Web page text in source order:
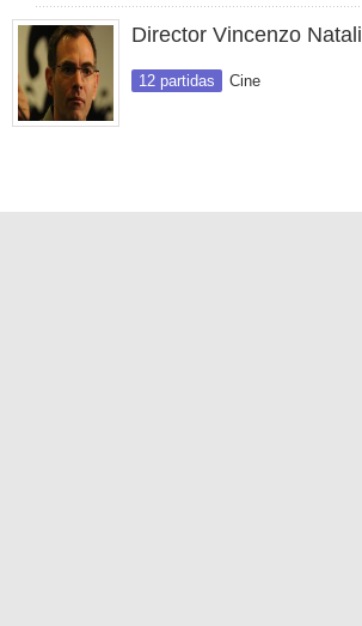
Director Vincenzo Natali
12 partidas Cine